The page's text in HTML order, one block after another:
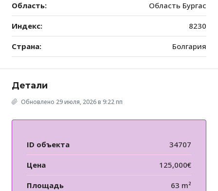
Область: Область Бургас
Индекс: 8230
Страна: Болгария
Детали
Обновлено 29 июля, 2026 в 9:22 пп
ID объекта 34707
Цена 125,000€
Площадь 63 m²